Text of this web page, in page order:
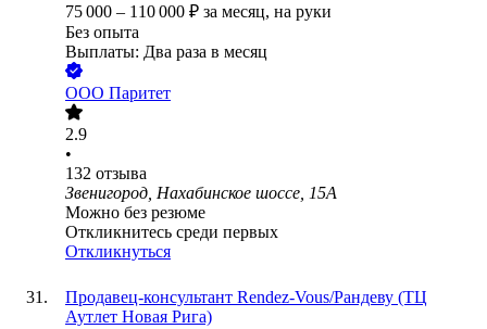
75 000 – 110 000 ₽ за месяц, на руки
Без опыта
Выплаты: Два раза в месяц
ООО Паритет
2.9
•
132 отзыва
Звенигород, Нахабинское шоссе, 15А
Можно без резюме
Откликнитесь среди первых
Откликнуться
Продавец-консультант Rendez-Vous/Рандеву (ТЦ
Аутлет Новая Рига)